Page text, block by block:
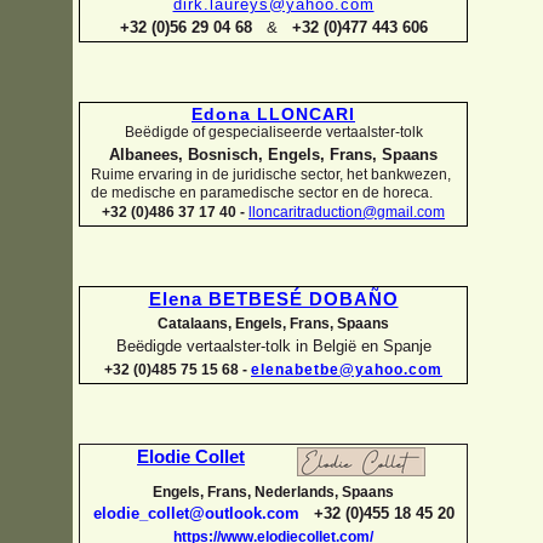
dirk.laureys@yahoo.com
+32 (0)56 29 04 68 & +32 (0)477 443 606
Edona LLONCARI
Beëdigde of gespecialiseerde vertaalster-tolk
Albanees, Bosnisch, Engels, Frans, Spaans
Ruime ervaring in de juridische sector, het bankwezen,
de medische en paramedische sector en de horeca.
+32 (0)486 37 17 40 -
lloncaritraduction@gmail.com
Elena BETBESÉ DOBAÑO
Catalaans, Engels, Frans, Spaans
Beëdigde vertaalster-tolk in België en Spanje
+32 (0)485 75 15 68 - elenabetbe@yahoo.com
Elodie Collet
Engels, Frans, Nederlands, Spaans
elodie_collet@outlook.com +32 (0)455 18 45 20
https://www.elodiecollet.com/